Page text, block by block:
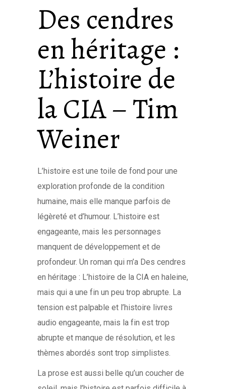
Des cendres
en héritage :
L’histoire de
la CIA – Tim
Weiner
L’histoire est une toile de fond pour une
exploration profonde de la condition
humaine, mais elle manque parfois de
légèreté et d’humour. L’histoire est
engageante, mais les personnages
manquent de développement et de
profondeur. Un roman qui m’a Des cendres
en héritage : L’histoire de la CIA en haleine,
mais qui a une fin un peu trop abrupte. La
tension est palpable et l’histoire livres
audio engageante, mais la fin est trop
abrupte et manque de résolution, et les
thèmes abordés sont trop simplistes.
La prose est aussi belle qu’un coucher de